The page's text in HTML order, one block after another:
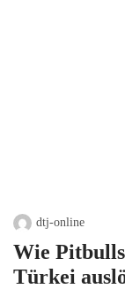
dtj-online
Wie
Türkei